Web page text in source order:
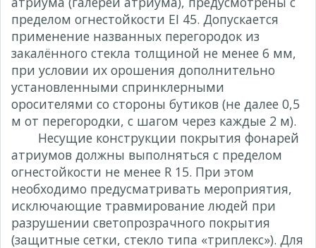
пределом огнестойкости EI 45. Допускается
применение названных перегородок из
закалённого стекла толщиной не менее 6 мм,
при условии их орошения дополнительно
установленными спринклерными
оросителями со стороны бутиков (не далее 0,5
м от перегородки, с шагом через каждые 2 м).
Несущие конструкции покрытия фонарей
атриумов должны выполняться с пределом
огнестойкости не менее R 15. При этом
необходимо предусматривать мероприятия,
исключающие травмирование людей при
разрушении светопрозрачного покрытия
(защитные сетки, стекло типа «триплекс»). Для